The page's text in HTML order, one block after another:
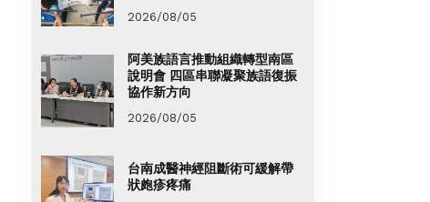
2026/08/05
阿美族語言推動組織轉型南區
說明會 四區串聯凝聚族語復振
協作新方向
2026/08/05
台南成醫神經阻斷術可緩解帶
狀皰疹疼痛